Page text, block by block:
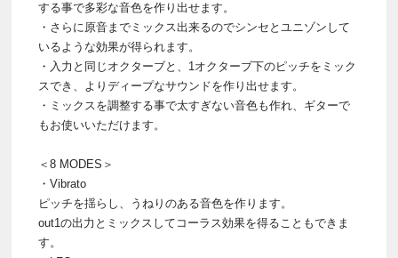
する事で多彩な音色を作り出せます。
・さらに原音までミックス出来るのでシンセとユニゾンして
いるような効果が得られます。
・入力と同じオクターブと、1オクターブ下のピッチをミック
スでき、よりディープなサウンドを作り出せます。
・ミックスを調整する事で太すぎない音色も作れ、ギターで
もお使いいただけます。
＜8 MODES＞
・Vibrato
ピッチを揺らし、うねりのある音色を作ります。
out1の出力とミックスしてコーラス効果を得ることもできま
す。